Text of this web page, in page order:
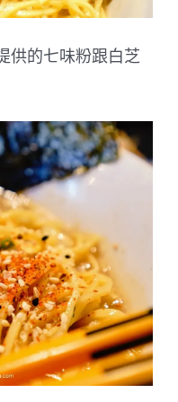
供的七味粉跟白芝